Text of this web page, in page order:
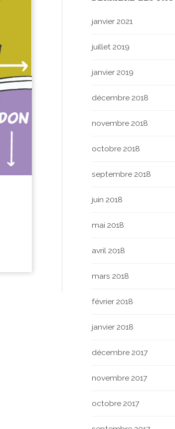
janvier 2021
juillet 2019
janvier 2019
décembre 2018
novembre 2018
octobre 2018
septembre 2018
juin 2018
mai 2018
avril 2018
mars 2018
février 2018
janvier 2018
décembre 2017
novembre 2017
octobre 2017